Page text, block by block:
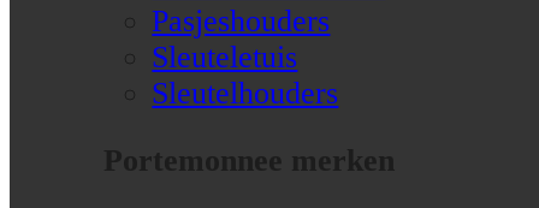
Pasjeshouders
Sleuteletuis
Sleutelhouders
Portemonnee merken